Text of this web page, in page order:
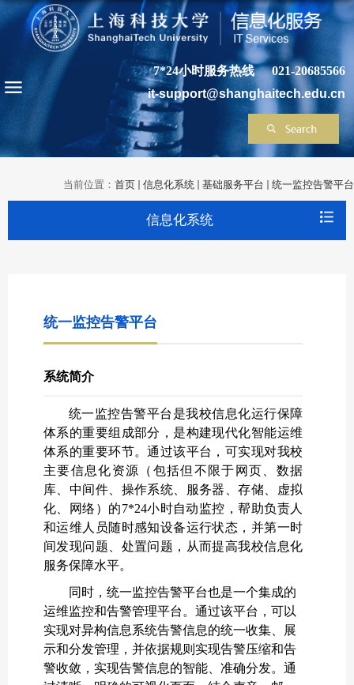
7*24小时服务热线
021-20685566
it-support@shanghaitech.edu.cn
信息化系统
当前位置： 首页 信息化系统 基础服务平台 统一监控告警平台
统一监控告警平台
系统简介
统一监控告警平台是我校信息化运行保障
体系的重要组成部分，是构建现代化智能运维
体系的重要环节。通过该平台，可实现对我校
主要信息化资源（包括但不限于网页、数据
库、中间件、操作系统、服务器、存储、虚拟
化、网络）的7*24小时自动监控，帮助负责人
和运维人员随时感知设备运行状态，并第一时
间发现问题、处置问题，从而提高我校信息化
服务保障水平。
同时，统一监控告警平台也是一个集成的
运维监控和告警管理平台。通过该平台，可以
实现对异构信息系统告警信息的统一收集、展
示和分发管理，并依据规则实现告警压缩和告
警收敛，实现告警信息的智能、准确分发。通